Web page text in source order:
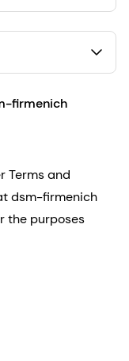
firmenich
Terms and
dsm-firmenich
the purposes